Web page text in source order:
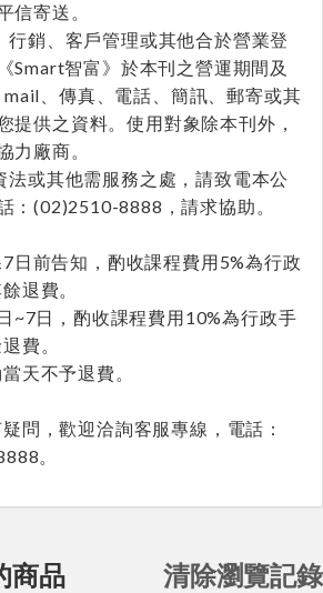
信寄送。
行銷、客戶管理或其他合於營業登
Smart智富》於本刊之營運期間及
、傳真、電話、簡訊、郵寄或其
提供之資料。使用對象除本刊外，
力廠商。
法或其他需服務之處，請致電本公
：(02)2510-8888，請求協助。
日前告知，酌收課程費用5%為行政
退費。
~7日，酌收課程費用10%為行政手
費。
天不予退費。
問，歡迎洽詢客服專線，電話：
。
商品 清除瀏覽記錄